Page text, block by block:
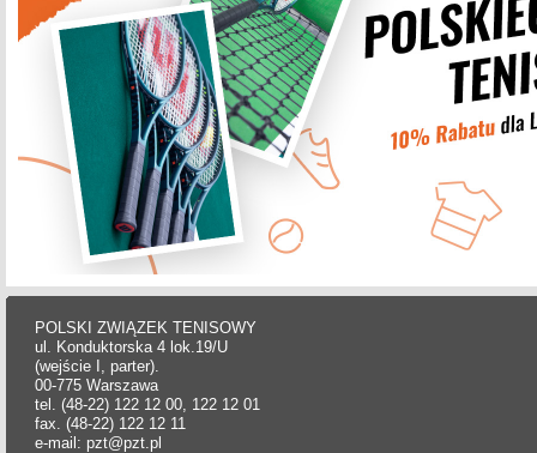
POLSKI ZWIĄZEK TENISOWY
ul. Konduktorska 4 lok.19/U
(wejście I, parter).
00-775 Warszawa
tel. (48-22) 122 12 00, 122 12 01
fax. (48-22) 122 12 11
e-mail: pzt@pzt.pl